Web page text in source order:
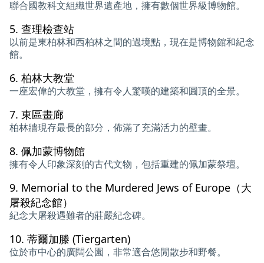
聯合國教科文組織世界遺產地，擁有數個世界級博物館。
5. 查理檢查站
以前是東柏林和西柏林之間的過境點，現在是博物館和紀念
館。
6. 柏林大教堂
一座宏偉的大教堂，擁有令人驚嘆的建築和圓頂的全景。
7. 東區畫廊
柏林牆現存最長的部分，佈滿了充滿活力的壁畫。
8. 佩加蒙博物館
擁有令人印象深刻的古代文物，包括重建的佩加蒙祭壇。
9. Memorial to the Murdered Jews of Europe（大
屠殺紀念館）
紀念大​​屠殺遇難者的莊嚴紀念碑。
10. 蒂爾加滕 (Tiergarten)
位於市中心的廣闊公園，非常適合悠閒散步和野餐。